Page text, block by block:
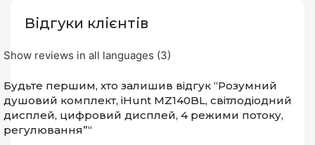
Відгуки клієнтів
Show reviews in all languages (3)
Будьте першим, хто залишив відгук “Розумний
душовий комплект, iHunt MZ140BL, світлодіодний
дисплей, цифровий дисплей, 4 режими потоку,
регулювання”“